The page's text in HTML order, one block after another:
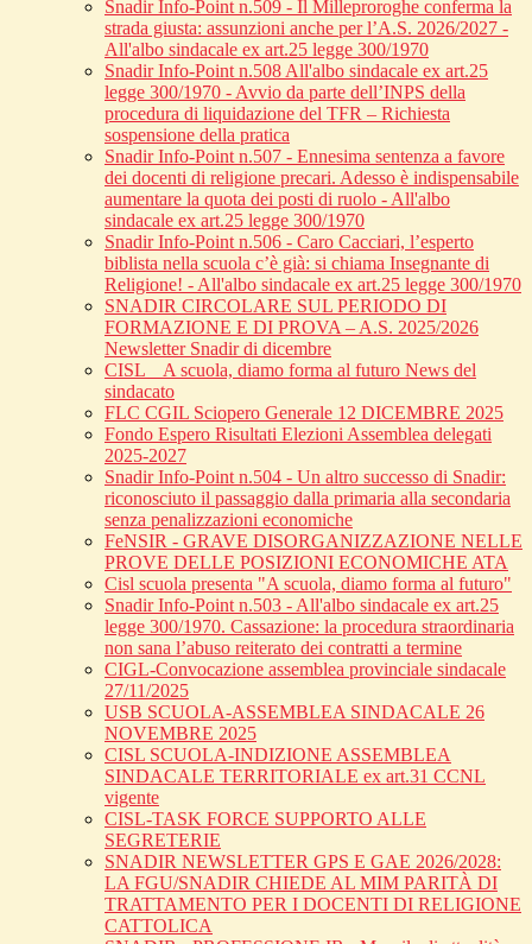
Snadir Info-Point n.509 - Il Milleproroghe conferma la
strada giusta: assunzioni anche per l’A.S. 2026/2027 -
All'albo sindacale ex art.25 legge 300/1970
Snadir Info-Point n.508 All'albo sindacale ex art.25
legge 300/1970 - Avvio da parte dell’INPS della
procedura di liquidazione del TFR – Richiesta
sospensione della pratica
Snadir Info-Point n.507 - Ennesima sentenza a favore
dei docenti di religione precari. Adesso è indispensabile
aumentare la quota dei posti di ruolo - All'albo
sindacale ex art.25 legge 300/1970
Snadir Info-Point n.506 - Caro Cacciari, l’esperto
biblista nella scuola c’è già: si chiama Insegnante di
Religione! - All'albo sindacale ex art.25 legge 300/1970
SNADIR CIRCOLARE SUL PERIODO DI
FORMAZIONE E DI PROVA – A.S. 2025/2026
Newsletter Snadir di dicembre
CISL _ A scuola, diamo forma al futuro News del
sindacato
FLC CGIL Sciopero Generale 12 DICEMBRE 2025
Fondo Espero Risultati Elezioni Assemblea delegati
2025-2027
Snadir Info-Point n.504 - Un altro successo di Snadir:
riconosciuto il passaggio dalla primaria alla secondaria
senza penalizzazioni economiche
FeNSIR - GRAVE DISORGANIZZAZIONE NELLE
PROVE DELLE POSIZIONI ECONOMICHE ATA
Cisl scuola presenta "A scuola, diamo forma al futuro"
Snadir Info-Point n.503 - All'albo sindacale ex art.25
legge 300/1970. Cassazione: la procedura straordinaria
non sana l’abuso reiterato dei contratti a termine
CIGL-Convocazione assemblea provinciale sindacale
27/11/2025
USB SCUOLA-ASSEMBLEA SINDACALE 26
NOVEMBRE 2025
CISL SCUOLA-INDIZIONE ASSEMBLEA
SINDACALE TERRITORIALE ex art.31 CCNL
vigente
CISL-TASK FORCE SUPPORTO ALLE
SEGRETERIE
SNADIR NEWSLETTER GPS E GAE 2026/2028:
LA FGU/SNADIR CHIEDE AL MIM PARITÀ DI
TRATTAMENTO PER I DOCENTI DI RELIGIONE
CATTOLICA